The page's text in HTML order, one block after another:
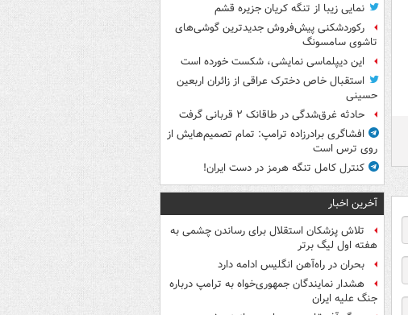
نمایی زیبا از تنگه کریان جزیره قشم
رکوردشکنی پیش‌فروش جدیدترین گوشی‌های
تاشوی سامسونگ
این دیپلماسی نمایشی، شکست خورده است
استقبال خاص دخترک عراقی از زائران اربعین
حسینی
حادثه غرق‌شدگی در طاقانک ۲ قربانی گرفت
افشاگری برادرزاده ترامپ: تمام تصمیم‌هایش از
روی ترس است
کنترل کامل تنگه هرمز در دست ایران!
آخرین اخبار
تلاش پزشکان استقلال برای رساندن چشمی به
هفته اول لیگ برتر
بحران در راه‌آهن انگلیس ادامه دارد
هشدار نمایندگان جمهوری‌خواه به ترامپ درباره
جنگ علیه ایران